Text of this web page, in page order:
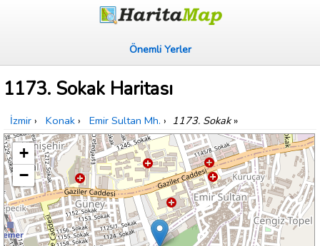
Önemli Yerler
1173. Sokak Haritası
İzmir › Konak › Emir Sultan Mh. › 1173. Sokak»
+
−